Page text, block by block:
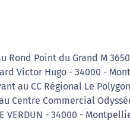
Rond Point du Grand M
Victor Hugo - 34000 -
au CC Régional Le
Centre Commercial
VERDUN - 34000 -